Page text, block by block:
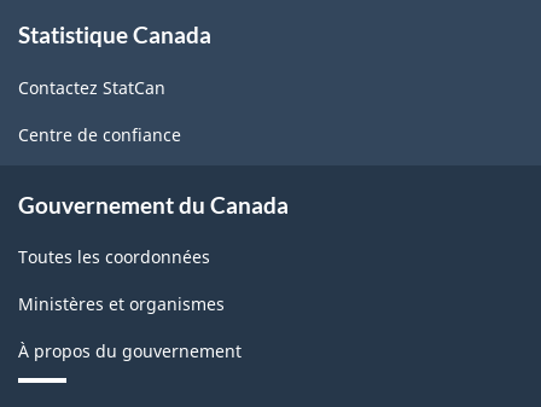
propos
ce
site
Statistique Canada
Contactez StatCan
Centre de confiance
Gouvernement du Canada
Toutes les coordonnées
Ministères et organismes
À propos du gouvernement